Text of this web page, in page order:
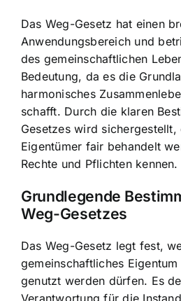
Das Weg-Gesetz hat einen
Anwendungsbereich und
des gemeinschaftlichen
Bedeutung, da es die
harmonisches
schafft. Durch die klaren
Gesetzes wird sichergestellt,
Eigentümer fair behandelt
Rechte und Pflichten kennen.
Grundlegende
Weg-Gesetzes
Das Weg-Gesetz legt fest,
gemeinschaftliches
genutzt werden dürfen. Es